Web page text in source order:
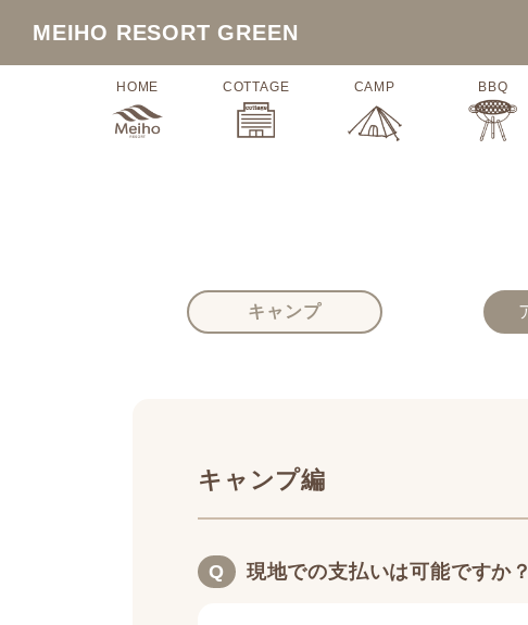
MEIHO RESORT GREEN
HOME COTTAGE CAMP BBQ
キャンプ
キャンプ編
Q 現地での支払いは可能ですか？